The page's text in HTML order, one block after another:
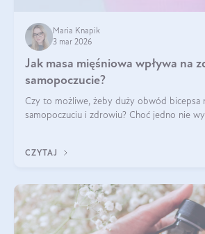
Maria Knapik
3 mar 2026
Jak masa mięśniowa wpływa na
samopoczucie?
Czy to możliwe, żeby duży obwód bicepsa
samopoczuciu i zdrowiu? Choć jedno nie
wyjaśnimy.
CZYTAJ